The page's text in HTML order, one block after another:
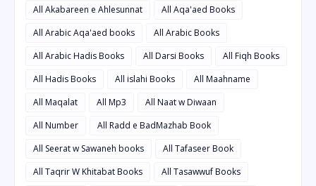
All Akabareen e Ahlesunnat
All Aqa'aed Books
All Arabic Aqa'aed books
All Arabic Books
All Arabic Hadis Books
All Darsi Books
All Fiqh Books
All Hadis Books
All islahi Books
All Maahname
All Maqalat
All Mp3
All Naat w Diwaan
All Number
All Radd e BadMazhab Book
All Seerat w Sawaneh books
All Tafaseer Book
All Taqrir W Khitabat Books
All Tasawwuf Books